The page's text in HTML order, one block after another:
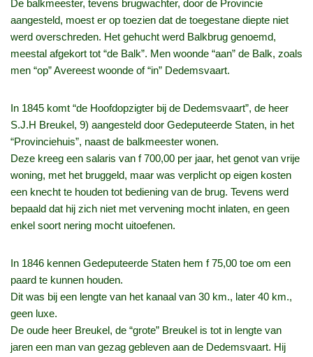
De balkmeester, tevens brugwachter, door de Provincie
aangesteld, moest er op toezien dat de toegestane diepte niet
werd overschreden. Het gehucht werd Balkbrug genoemd,
meestal afgekort tot “de Balk”. Men woonde “aan” de Balk, zoals
men “op” Avereest woonde of “in” Dedemsvaart.
In 1845 komt “de Hoofdopzigter bij de Dedemsvaart”, de heer
S.J.H Breukel, 9) aangesteld door Gedeputeerde Staten, in het
“Provinciehuis”, naast de balkmeester wonen.
Deze kreeg een salaris van f 700,00 per jaar, het genot van vrije
woning, met het bruggeld, maar was verplicht op eigen kosten
een knecht te houden tot bediening van de brug. Tevens werd
bepaald dat hij zich niet met vervening mocht inlaten, en geen
enkel soort nering mocht uitoefenen.
In 1846 kennen Gedeputeerde Staten hem f 75,00 toe om een
paard te kunnen houden.
Dit was bij een lengte van het kanaal van 30 km., later 40 km.,
geen luxe.
De oude heer Breukel, de “grote” Breukel is tot in lengte van
jaren een man van gezag gebleven aan de Dedemsvaart. Hij